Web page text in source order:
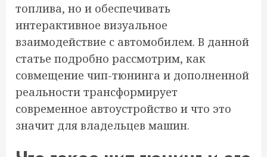
топлива, но и обеспечивать
интерактивное визуальное
взаимодействие с автомобилем. В данной
статье подробно рассмотрим, как
совмещение чип-тюнинга и дополненной
реальности трансформирует
современное автоустройство и что это
значит для владельцев машин.